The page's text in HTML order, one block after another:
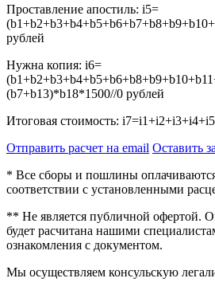
Проставление апостиль: i5=
рублей
Нужна копия: i6=
(b7+b13)*b18*1500//0 рублей
Итоговая стоимость:
Отправить расчет на email Оставить
* Все сборы и пошлины
соответствии с установленными
** Не является публичной офертой.
будет расчитана нашими
ознакомления с документом.
Мы осуществляем консульскую